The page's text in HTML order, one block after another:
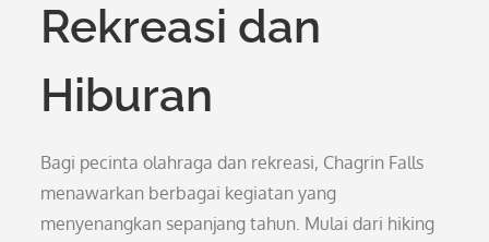
Rekreasi dan
Hiburan
Bagi pecinta olahraga dan rekreasi, Chagrin Falls
menawarkan berbagai kegiatan yang
menyenangkan sepanjang tahun. Mulai dari hiking